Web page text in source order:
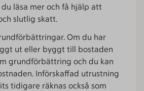
du läsa mer och få hjälp att
slutlig skatt.
Om du har
ut eller byggt till bostaden
grundförbättring och du kan
Införskaffad utrustning
tidigare räknas också som